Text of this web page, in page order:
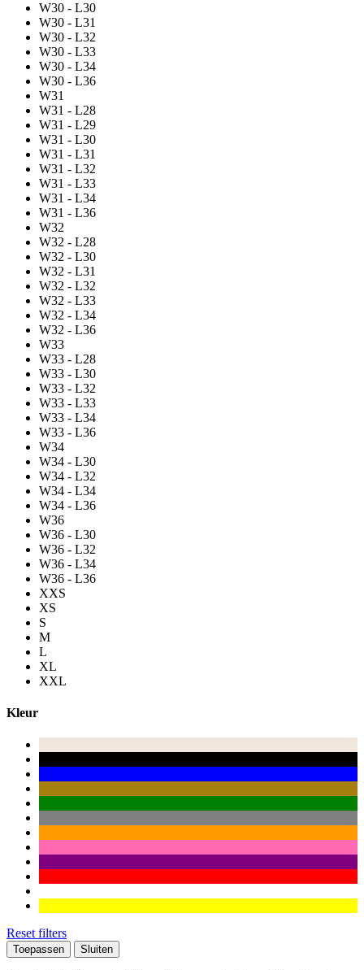
W30 - L30
W30 - L31
W30 - L32
W30 - L33
W30 - L34
W30 - L36
W31
W31 - L28
W31 - L29
W31 - L30
W31 - L31
W31 - L32
W31 - L33
W31 - L34
W31 - L36
W32
W32 - L28
W32 - L30
W32 - L31
W32 - L32
W32 - L33
W32 - L34
W32 - L36
W33
W33 - L28
W33 - L30
W33 - L32
W33 - L33
W33 - L34
W33 - L36
W34
W34 - L30
W34 - L32
W34 - L34
W34 - L36
W36
W36 - L30
W36 - L32
W36 - L34
W36 - L36
XXS
XS
S
M
L
XL
XXL
Kleur
Reset filters
Toepassen Sluiten